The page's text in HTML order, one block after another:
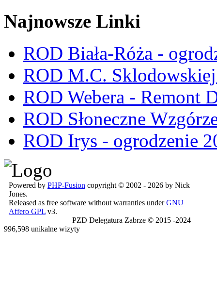
Najnowsze Linki
ROD Biała-Róża -
ROD M.C.
ROD Webera - Remont
ROD Słoneczne
ROD Irys - ogrodzenie
Powered by PHP-Fusion copyright © 2002 - 2026 by Nick
Jones.
Released as free software without warranties underGNU
Affero GPL v3.
PZD Delegatura Zabrze © 2015 -2024
996,598 unikalne wizyty